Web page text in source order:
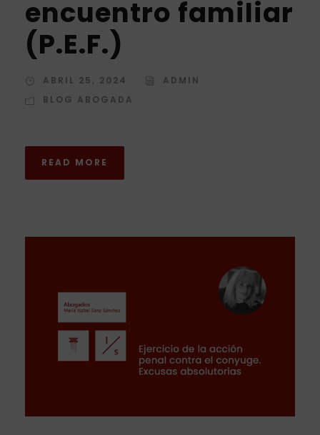
encuentro familiar
(P.E.F.)
ABRIL 25, 2024
ADMIN
BLOG ABOGADA
READ MORE